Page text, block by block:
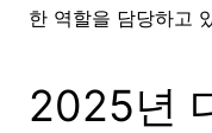
한 역할을 담당하고
2025년